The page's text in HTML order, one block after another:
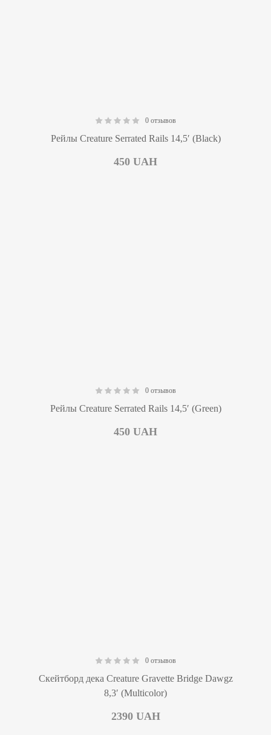
0 отзывов
Рейлы Creature Serrated Rails 14,5′ (Black)
450 UAH
0 отзывов
Рейлы Creature Serrated Rails 14,5′ (Green)
450 UAH
0 отзывов
Скейтборд дека Creature Gravette Bridge Dawgz
8,3′ (Multicolor)
2390 UAH